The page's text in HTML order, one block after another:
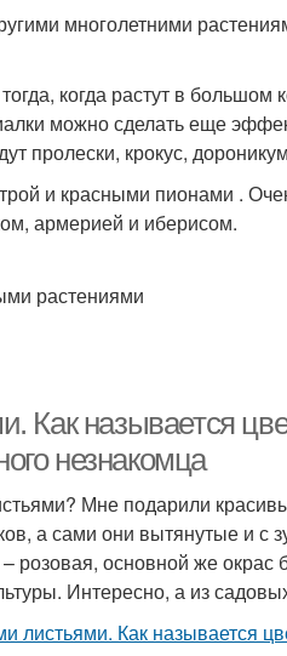
многолетними
когда растут в большом
можно сделать еще
пролески, крокус,
и красными пионами .
армерией и иберисом.
растениями
Как называется
незнакомца
Мне подарили
а сами они вытянутые и с
розовая, основной же окрас
Интересно, а из